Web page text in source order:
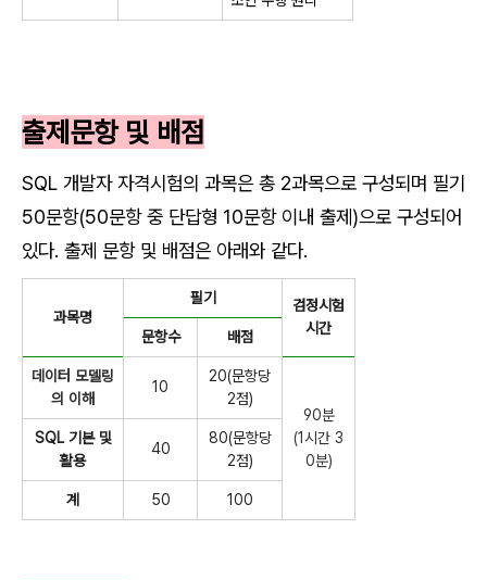
출제문항 및 배점
SQL 개발자 자격시험의 과목은 총 2과목으로 구성되며 필기
50문항(50문항 중 단답형 10문항 이내 출제)으로 구성되어
있다. 출제 문항 및 배점은 아래와 같다.
과목명
필기
검정시험
시간
문항수 배점
데이터 모델링
의 이해
10
20(문항당
2점)
90분
(1시간 3
0분)
SQL 기본 및
활용
40
80(문항당
2점)
계 50 100